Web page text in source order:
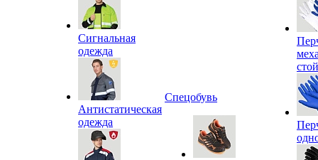
Сигнальная
одежда
Антистатическая
одежда
Спецобувь